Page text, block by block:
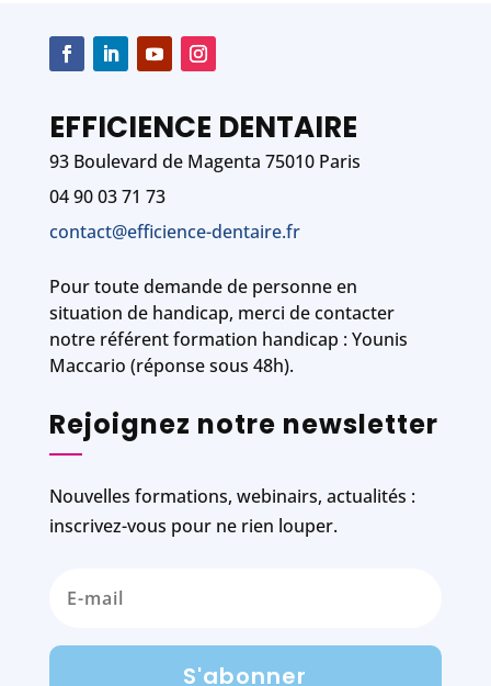
EFFICIENCE DENTAIRE
93 Boulevard de Magenta 75010 Paris
04 90 03 71 73
contact@efficience-dentaire.fr
Pour toute demande de personne en
situation de handicap, merci de contacter
notre référent formation handicap : Younis
Maccario (réponse sous 48h).
Rejoignez notre newsletter
Nouvelles formations, webinairs, actualités :
inscrivez-vous pour ne rien louper.
S'abonner